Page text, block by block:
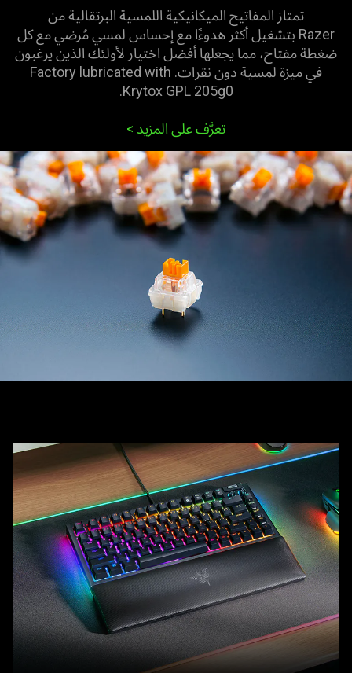
تمتاز المفاتيح الميكانيكية اللمسية البرتقالية من
Razer بتشغيل أكثر هدوءًا مع إحساس لمسي مُرضي مع كل
ضغطة مفتاح، مما يجعلها أفضل اختيار لأولئك الذين يرغبون
في ميزة لمسية دون نقرات. Factory lubricated with
Krytox GPL 205g0.
تعرَّف على المزيد >